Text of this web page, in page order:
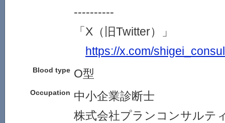
----------
「X（旧Twitter）」
https://x.com/
Blood type O型
Occupation 中小企業診断士
株式会社プランコンサルテ